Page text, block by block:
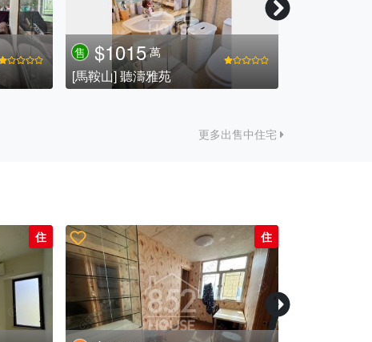
售 $1015 萬
[馬鞍山] 聽濤雅苑
更多出售中住宅
住 住